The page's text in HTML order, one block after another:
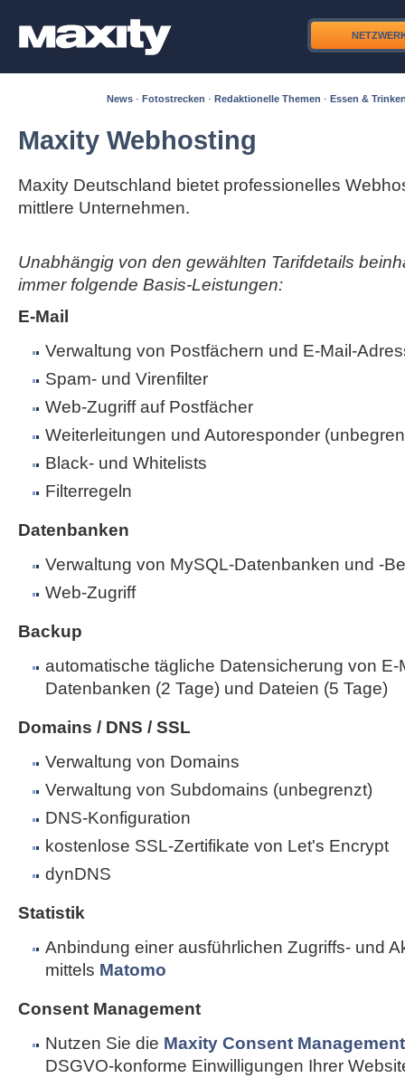
News · Fotostrecken · Redaktionelle Themen · Essen &
Maxity Webhosting
Maxity Deutschland bietet professionelles
mittlere Unternehmen.
Unabhängig von den gewählten Tarifdetails
immer folgende Basis-Leistungen:
E-Mail
Verwaltung von Postfächern und E-Mail-
Spam- und Virenfilter
Web-Zugriff auf Postfächer
Weiterleitungen und Autoresponder
Black- und Whitelists
Filterregeln
Datenbanken
Verwaltung von MySQL-Datenbanken und -
Web-Zugriff
Backup
automatische tägliche Datensicherung von E-
Datenbanken (2 Tage) und Dateien (5 Tage)
Domains / DNS / SSL
Verwaltung von Domains
Verwaltung von Subdomains (unbegrenzt)
DNS-Konfiguration
kostenlose SSL-Zertifikate von Let's Encrypt
dynDNS
Statistik
Anbindung einer ausführlichen Zugriffs- und
mittels Matomo
Consent Management
Nutzen Sie die Maxity Consent
DSGVO-konforme Einwilligungen Ihrer